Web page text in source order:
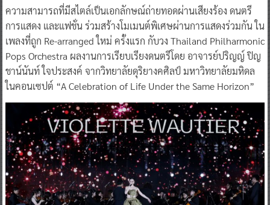
ความสามารถที่มีสไตล์เป็นเอกลักษณ์ถ่ายทอดผ่านเสียงร้อง ดนตรี
การแสดง และแฟชั่น ร่วมสร้างโมเมนต์พิเศษผ่านการแสดงร่วมกัน ใน
เพลงที่ถูก Re-arranged ใหม่ ครั้งแรก กับวง Thailand Philharmonic
Pops Orchestra ผลงานการเรียบเรียงดนตรีโดย อาจารย์ปริญญ์ ปิญ
ชาน์นันท์ ใจประสงค์ จากวิทยาลัยดุริยางคศิลป์ มหาวิทยาลัยมหิดล
ในคอนเซปต์ “A Celebration of Life Under the Same Horizon”